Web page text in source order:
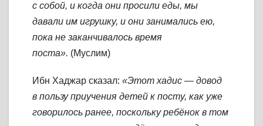
с собой, и когда они просили еды, мы
давали им игрушку, и они занимались ею,
пока не заканчивалось время
поста». (Муслим)
Ибн Хаджар сказал: «Этот хадис — довод
в пользу приучения детей к посту, как уже
говорилось ранее, поскольку ребёнок в том